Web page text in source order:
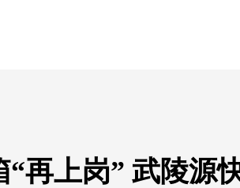
“再上岗” 武陵源